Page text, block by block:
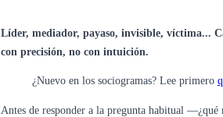
Líder, mediador, payaso, invisible, víctima...
con precisión, no con intuición.
¿Nuevo en los sociogramas? Lee primero
Antes de responder a la pregunta habitual —¿qué